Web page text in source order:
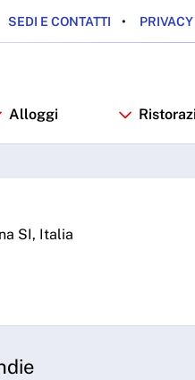
SEDI E CONTATTI PRIVACY
Alloggi
SI, Italia